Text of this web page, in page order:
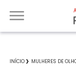
INÍCIO MULHERES DE